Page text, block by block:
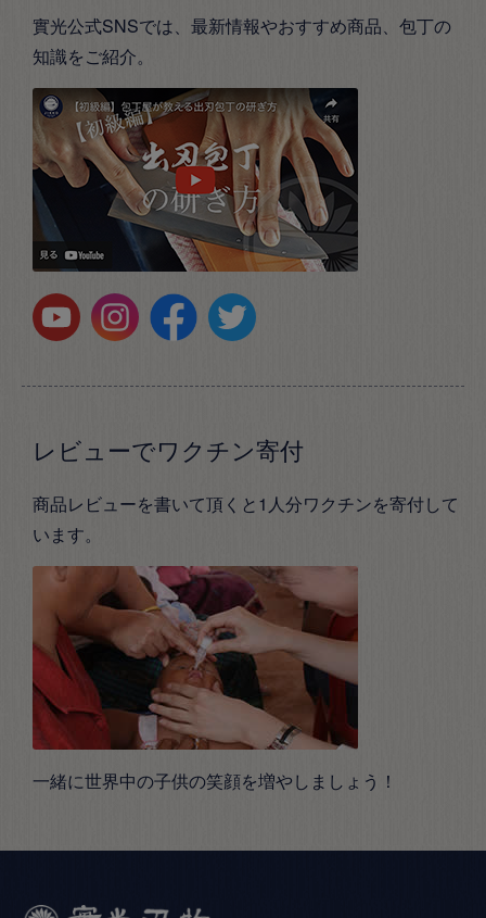
實光公式SNSでは、最新情報やおすすめ商品、包丁の
知識をご紹介。
レビューでワクチン寄付
商品レビューを書いて頂くと1人分ワクチンを寄付して
います。
一緒に世界中の子供の笑顔を増やしましょう！